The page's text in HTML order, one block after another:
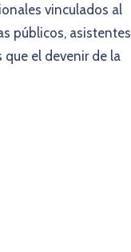
vinculados al
públicos, asistentes
que el devenir de la